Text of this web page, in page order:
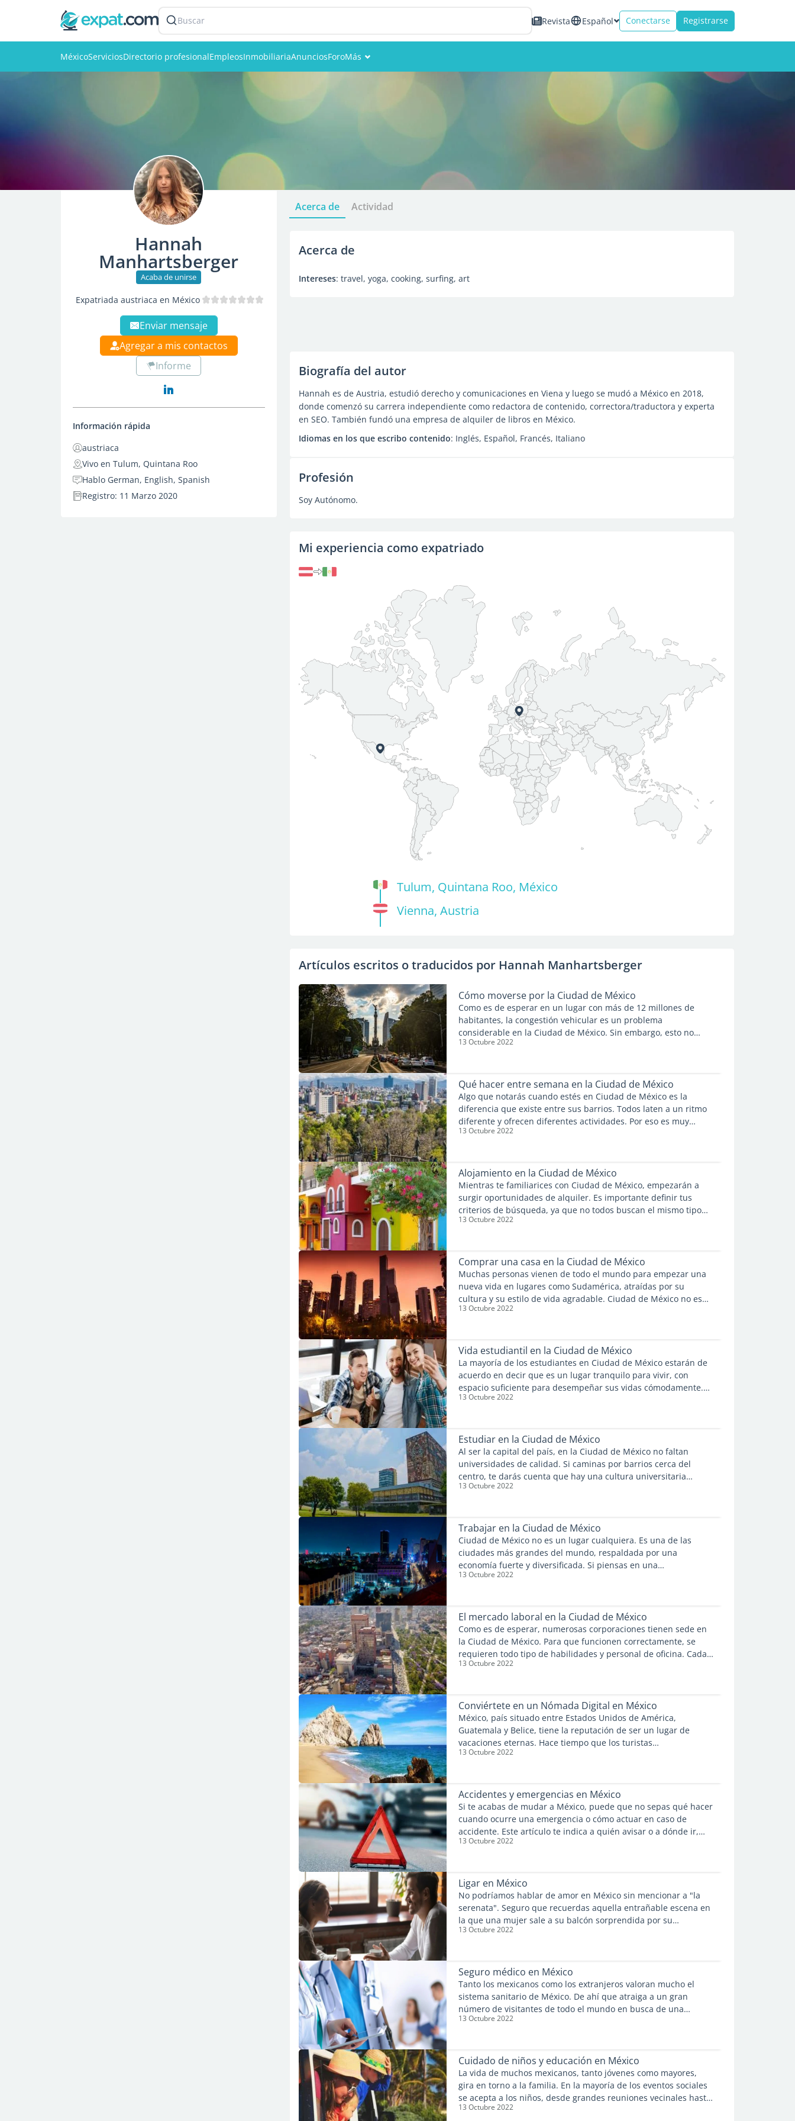
Buscar Revista Español Conectarse Registrarse
MéxicoServiciosDirectorio profesionalEmpleosInmobiliariaAnunciosForoMás
Hannah
Manhartsberger
Acaba de unirse
Expatriada austriaca en México
Enviar mensaje
Agregar a mis contactos
Informe
Información rápida
austriaca
Vivo en Tulum, Quintana Roo
Hablo German, English, Spanish
Registro: 11 Marzo 2020
Acerca de Actividad
Acerca de
Intereses: travel, yoga, cooking, surfing, art
Biografía del autor
Hannah es de Austria, estudió derecho y comunicaciones en Viena y luego se mudó a México en 2018,
donde comenzó su carrera independiente como redactora de contenido, correctora/traductora y experta
en SEO. También fundó una empresa de alquiler de libros en México.
Idiomas en los que escribo contenido: Inglés, Español, Francés, Italiano
Profesión
Soy Autónomo.
Mi experiencia como expatriado
Tulum, Quintana Roo, México
Vienna, Austria
Artículos escritos o traducidos por Hannah Manhartsberger
Cómo moverse por la Ciudad de México
Como es de esperar en un lugar con más de 12 millones de
habitantes, la congestión vehicular es un problema
considerable en la Ciudad de México. Sin embargo, esto no
significa que no puedas moverte y cumplir con tus obligaciones.
transporte público disponible, para que puedas desplazarte
fácilmente y disfrutar al máximo de la ciudad.
13 Octubre 2022
Qué hacer entre semana en la Ciudad de México
Algo que notarás cuando estés en Ciudad de México es la
diferencia que existe entre sus barrios. Todos laten a un ritmo
diferente y ofrecen diferentes actividades. Por eso es muy
divertido tomar el Metro hasta una estación cualquiera y
realmente puedes apreciar los matices y estilos que ofrecen las
diferentes partes de la ciudad, cualquier día de la semana.
13 Octubre 2022
Alojamiento en la Ciudad de México
Mientras te familiarices con Ciudad de México, empezarán a
surgir oportunidades de alquiler. Es importante definir tus
criterios de búsqueda, ya que no todos buscan el mismo tipo
de vivienda. En cualquier caso, hay una serie de cosas que
13 Octubre 2022
Comprar una casa en la Ciudad de México
Muchas personas vienen de todo el mundo para empezar una
nueva vida en lugares como Sudamérica, atraídas por su
cultura y su estilo de vida agradable. Ciudad de México no es
ninguna excepción. Es una ciudad dinámica que transmite una
un lugar para vivir en CDMX es una experiencia agradable y
satisfactoria que te encantará.
13 Octubre 2022
Vida estudiantil en la Ciudad de México
La mayoría de los estudiantes en Ciudad de México estarán de
acuerdo en decir que es un lugar tranquilo para vivir, con
espacio suficiente para desempeñar sus vidas cómodamente.
Basta decir que es mucho menos agitada que otras grandes
13 Octubre 2022
Estudiar en la Ciudad de México
Al ser la capital del país, en la Ciudad de México no faltan
universidades de calidad. Si caminas por barrios cerca del
centro, te darás cuenta que hay una cultura universitaria
diferente que se extiende por gran parte de la ciudad. Esto es
13 Octubre 2022
Trabajar en la Ciudad de México
Ciudad de México no es un lugar cualquiera. Es una de las
ciudades más grandes del mundo, respaldada por una
economía fuerte y diversificada. Si piensas en una
multinacional, es muy probable que tenga una sucursal en esta
13 Octubre 2022
El mercado laboral en la Ciudad de México
Como es de esperar, numerosas corporaciones tienen sede en
la Ciudad de México. Para que funcionen correctamente, se
requieren todo tipo de habilidades y personal de oficina. Cada
día verás multitudes de personas vestidas con ropa formal de
13 Octubre 2022
Conviértete en un Nómada Digital en México
México, país situado entre Estados Unidos de América,
Guatemala y Belice, tiene la reputación de ser un lugar de
vacaciones eternas. Hace tiempo que los turistas
internacionales se sienten atraídos por su selva tropical, su mar
especialmente en los últimos años.
13 Octubre 2022
Accidentes y emergencias en México
Si te acabas de mudar a México, puede que no sepas qué hacer
cuando ocurre una emergencia o cómo actuar en caso de
accidente. Este artículo te indica a quién avisar o a dónde ir,
sobre todo si aún no conoces a nadie en la zona.
13 Octubre 2022
Ligar en México
No podríamos hablar de amor en México sin mencionar a "la
serenata". Seguro que recuerdas aquella entrañable escena en
la que una mujer sale a su balcón sorprendida por su
pretendiente, que va cantando hacia ella con un mariachi para
13 Octubre 2022
Seguro médico en México
Tanto los mexicanos como los extranjeros valoran mucho el
sistema sanitario de México. De ahí que atraiga a un gran
número de visitantes de todo el mundo en busca de una
asistencia sanitaria económica y de calidad. Sobre todo en
seguro médico privado como uno público, estarás en buenas
manos.
13 Octubre 2022
Cuidado de niños y educación en México
La vida de muchos mexicanos, tanto jóvenes como mayores,
gira en torno a la familia. En la mayoría de los eventos sociales
se acepta a los niños, desde grandes reuniones vecinales hasta
pequeños encuentros más íntimos.
13 Octubre 2022